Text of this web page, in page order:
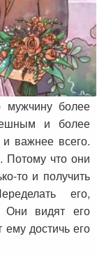
мужчину более
и более
важнее всего.
Потому что они
то и получить
его,
Они видят его
достичь его